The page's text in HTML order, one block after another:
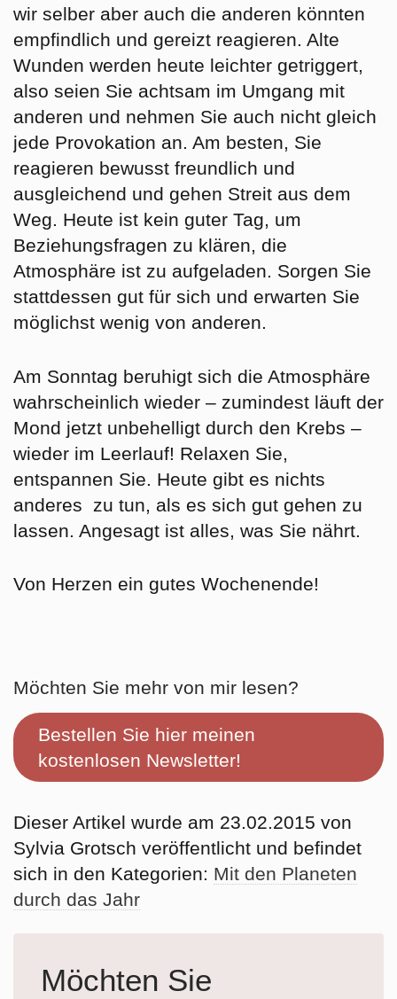
wir selber aber auch die anderen könnten
empfindlich und gereizt reagieren. Alte
Wunden werden heute leichter getriggert,
also seien Sie achtsam im Umgang mit
anderen und nehmen Sie auch nicht gleich
jede Provokation an. Am besten, Sie
reagieren bewusst freundlich und
ausgleichend und gehen Streit aus dem
Weg. Heute ist kein guter Tag, um
Beziehungsfragen zu klären, die
Atmosphäre ist zu aufgeladen. Sorgen Sie
stattdessen gut für sich und erwarten Sie
möglichst wenig von anderen.
Am Sonntag beruhigt sich die Atmosphäre
wahrscheinlich wieder – zumindest läuft der
Mond jetzt unbehelligt durch den Krebs –
wieder im Leerlauf! Relaxen Sie,
entspannen Sie. Heute gibt es nichts
anderes zu tun, als es sich gut gehen zu
lassen. Angesagt ist alles, was Sie nährt.
Von Herzen ein gutes Wochenende!
Möchten Sie mehr von mir lesen?
Bestellen Sie hier meinen
kostenlosen Newsletter!
Dieser Artikel wurde am 23.02.2015 von
Sylvia Grotsch veröffentlicht und befindet
sich in den Kategorien: Mit den Planeten
durch das Jahr
Möchten Sie